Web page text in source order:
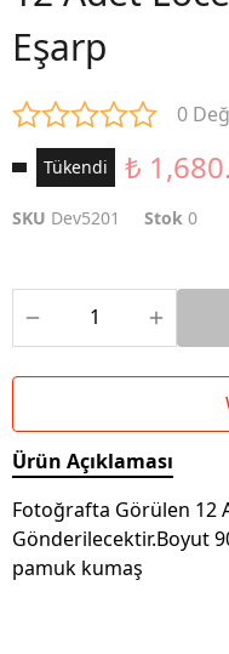
Eşarp
0
Tükendi ₺
SKU Dev5201 Stok 0
Ürün Açıklaması
Fotoğrafta Görülen 12
Gönderilecektir.Boyut
pamuk kumaş